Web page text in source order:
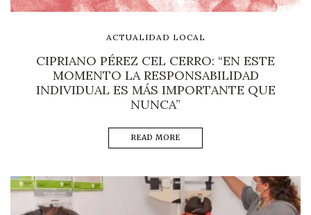
ACTUALIDAD LOCAL
CIPRIANO PÉREZ CEL CERRO: “EN ESTE
MOMENTO LA RESPONSABILIDAD
INDIVIDUAL ES MÁS IMPORTANTE QUE
NUNCA”
READ MORE